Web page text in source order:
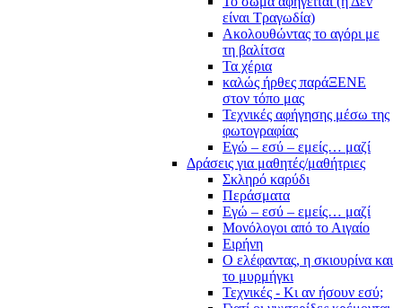
είναι Τραγωδία)
Ακολουθώντας το αγόρι με
τη βαλίτσα
Τα χέρια
καλώς ήρθες παράΞΕΝΕ
στον τόπο μας
Τεχνικές αφήγησης μέσω της
φωτογραφίας
Εγώ – εσύ – εμείς… μαζί
Δράσεις για μαθητές/μαθήτριες
Σκληρό καρύδι
Περάσματα
Εγώ – εσύ – εμείς… μαζί
Μονόλογοι από το Αιγαίο
Ειρήνη
Ο ελέφαντας, η σκιουρίνα και
το μυρμήγκι
Τεχνικές - Κι αν ήσουν εσύ;